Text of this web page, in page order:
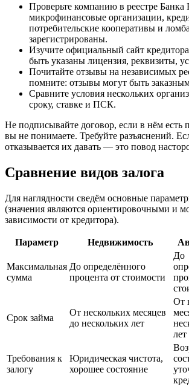
Проверьте компанию в реестре Банка
микрофинансовые организации,
потребительские кооперативы и
зарегистрированы.
Изучите официальный сайт
быть указаны лицензия, реквизиты,
Почитайте отзывы на независимых
помните: отзывы могут быть
Сравните условия нескольких
сроку, ставке и ПСК.
Не подписывайте договор, если в нём есть
вы не понимаете. Требуйте разъяснений.
отказывается их давать — это повод
Сравнение видов залога
Для наглядности сведём основные
(значения являются ориентировочными и
зависимости от кредитора).
Параметр Недвижимость
Максимальная
сумма
До определённого
процента от стоимости
До
Срок займа
От нескольких месяцев
до нескольких лет
От
лет
Требования к
залогу
Юридическая чистота,
хорошее состояние